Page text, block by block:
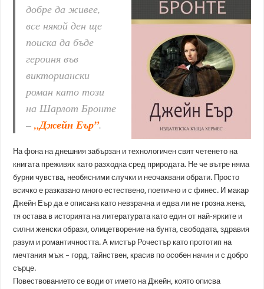
добре да живее,
все някой ден ще
поиска да бъде
героиня във
викториански
роман като този
на Шарлот Бронте
–„Джейн Еър”.
На фона на днешния забързан и технологичен свят четенето на
книгата преживях като разходка сред природата. Не че вътре няма
бурни чувства, необясними случки и неочаквани обрати. Просто
всичко е разказано много естествено, поетично и с финес. И макар
Джейн Еър да е описана като невзрачна и едва ли не грозна жена,
тя остава в историята на литературата като един от най-ярките и
силни женски образи, олицетворение на бунта, свободата, здравия
разум и романтичността. А мистър Рочестър като прототип на
мечтания мъж – горд, тайнствен, красив по особен начин и с добро
сърце.
Повествованието се води от името на Джейн, която описва